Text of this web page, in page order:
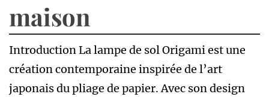
maison
Introduction La lampe de sol Origami est une
création contemporaine inspirée de l’art
japonais du pliage de papier. Avec son design